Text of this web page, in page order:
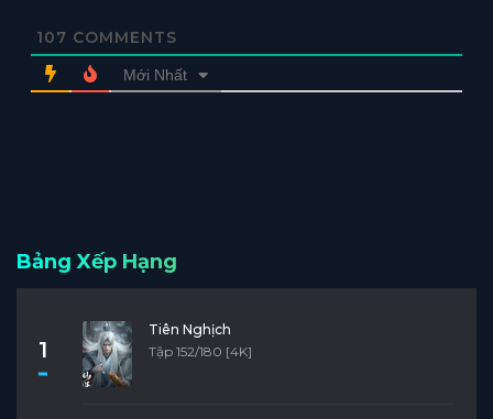
107 COMMENTS
Mới Nhất
Bảng Xếp Hạng
1
Tiên Nghịch
Tập 152/180 [4K]